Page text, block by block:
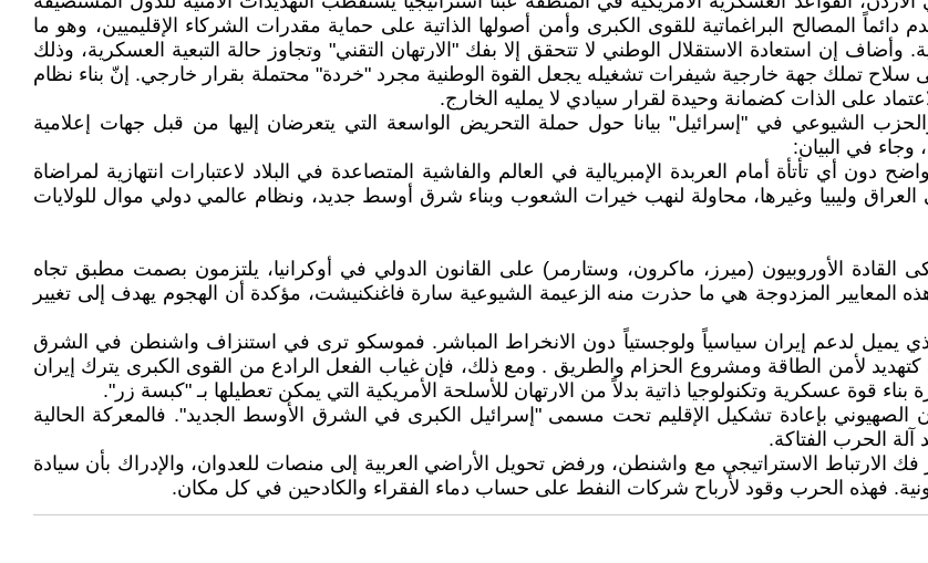
المصالح البراغماتية للقوى الكبرى وأمن أصولها الذاتية على حماية مقدرات الشركاء الإقليميين، وهو ما
إن استعادة الاستقلال الوطني لا تتحقق إلا بفك "الارتهان التقني" وتجاوز حالة التبعية العسكرية، وذلك
على سلاح تملك جهة خارجية شيفرات تشغيله يجعل القوة الوطنية مجرد "خردة" محتملة بقرار خارجي. إنّ بناء نظام
على الذات كضمانة وحيدة لقرار سيادي لا يمليه الخارج.
الشيوعي في "إسرائيل" بيانا حول حملة التحريض الواسعة التي يتعرضان إليها من قبل جهات إعلامية
في البيان:
أي تأتأة أمام العربدة الإمبريالية في العالم والفاشية المتصاعدة في البلاد لاعتبارات انتهازية لمراضاة
وليبيا وغيرها، محاولة لنهب خيرات الشعوب وبناء شرق أوسط جديد، ونظام عالمي دولي موال للولايات
القادة الأوروبيون (ميرز، ماكرون، وستارمر) على القانون الدولي في أوكرانيا، يلتزمون بصمت مطبق تجاه
هذه المعايير المزدوجة هي ما حذرت منه الزعيمة الشيوعية سارة فاغنكنيشت، مؤكدة أن الهجوم يهدف إلى تغيير
الذي يميل لدعم إيران سياسياً ولوجستياً دون الانخراط المباشر. فموسكو ترى في استنزاف واشنطن في الشرق
كتهديد لأمن الطاقة ومشروع الحزام والطريق . ومع ذلك، فإن غياب الفعل الرادع من القوى الكبرى يترك إيران
قوة عسكرية وتكنولوجيا ذاتية بدلاً من الارتهان للأسلحة الأمريكية التي يمكن تعطيلها بـ "كبسة زر".
الصهيوني بإعادة تشكيل الإقليم تحت مسمى "إسرائيل الكبرى في الشرق الأوسط الجديد". فالمعركة الحالية
الحرب الفتاكة.
فك الارتباط الاستراتيجي مع واشنطن، ورفض تحويل الأراضي العربية إلى منصات للعدوان، والإدراك بأن سيادة
فهذه الحرب وقود لأرباح شركات النفط على حساب دماء الفقراء والكادحين في كل مكان.